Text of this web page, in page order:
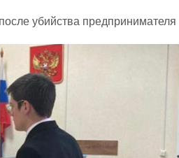
убийства предпринимателя